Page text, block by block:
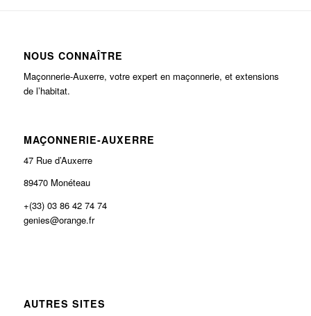
NOUS CONNAÎTRE
Maçonnerie-Auxerre, votre expert en maçonnerie, et extensions
de l’habitat.
MAÇONNERIE-AUXERRE
47 Rue d’Auxerre
89470 Monéteau
+(33) 03 86 42 74 74
genies@orange.fr
AUTRES SITES